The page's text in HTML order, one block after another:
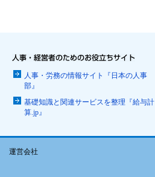
人事・労務の情報サイト『日本の人事
部』
基礎知識と関連サービスを整理『給与計
算.jp』
運営会社